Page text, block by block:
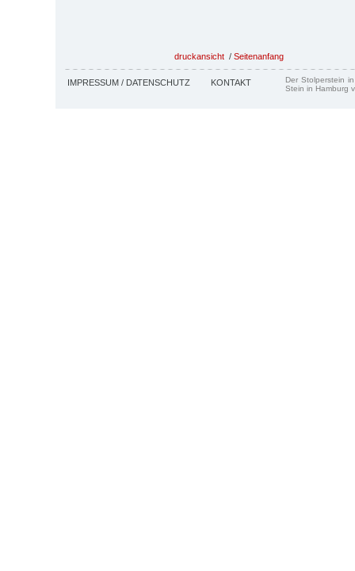
druckansicht / Seitenanfang
IMPRESSUM / DATENSCHUTZ KONTAKT
Der Stolperstein
Stein in Hamburg